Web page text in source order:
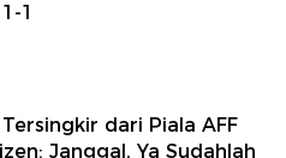
1
Tersingkir dari Piala AFF
Janggal, Ya Sudahlah